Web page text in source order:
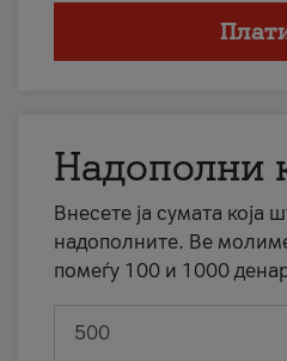
Надополни
Внесете ја сумата која
надополните. Ве
помеѓу 100 и 1000